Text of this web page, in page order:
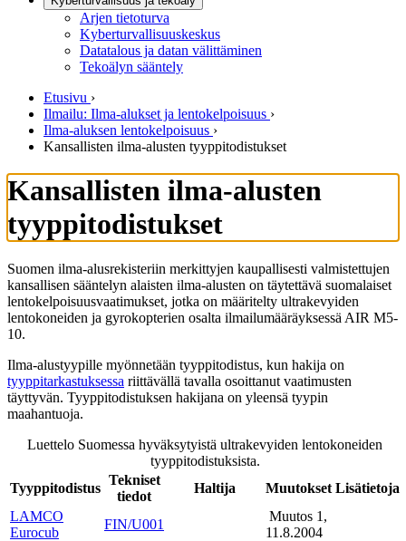
Arjen tietoturva
Kyberturvallisuuskeskus
Datatalous ja datan välittäminen
Tekoälyn sääntely
Etusivu ›
Ilmailu: Ilma-alukset ja lentokelpoisuus ›
Ilma-aluksen lentokelpoisuus ›
Kansallisten ilma-alusten tyyppitodistukset
Kansallisten ilma-alusten
tyyppitodistukset
Suomen ilma-alusrekisteriin merkittyjen kaupallisesti valmistettujen
kansallisen sääntelyn alaisten ilma-alusten on täytettävä suomalaiset
lentokelpoisuusvaatimukset, jotka on määritelty ultrakevyiden
lentokoneiden ja gyrokopterien osalta ilmailumääräyksessä AIR M5-
10.
Ilma-alustyypille myönnetään tyyppitodistus, kun hakija on
tyyppitarkastuksessa riittävällä tavalla osoittanut vaatimusten
täyttyvän. Tyyppitodistuksen hakijana on yleensä tyypin
maahantuoja.
Luettelo Suomessa hyväksytyistä ultrakevyiden lentokoneiden
tyyppitodistuksista.
Tyyppitodistus
Tekniset
tiedot
Haltija Muutokset Lisätietoja
LAMCO
Eurocub
FIN/U001
Muutos 1,
11.8.2004